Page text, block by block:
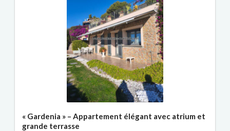
« Gardenia » – Appartement élégant avec atrium et
grande terrasse